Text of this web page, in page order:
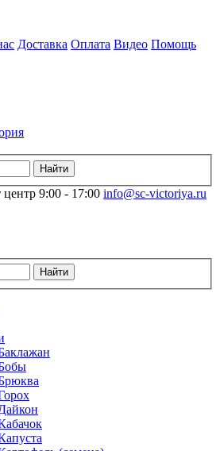
Доставка Оплата Видео Помощь
центр 9:00 - 17:00 info@sc-victoriya.ru